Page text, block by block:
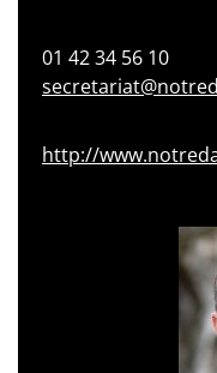
01 42 34 56 10
http://